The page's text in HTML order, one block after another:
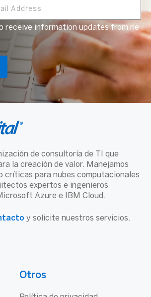
receive information updates from ne
de consultoría de TI que
la creación de valor. Manejamos
críticas para nubes computacionales
expertos e ingenieros
Azure e IBM Cloud.
y solicite nuestros servicios.
Otros